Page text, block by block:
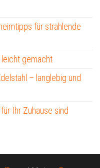
für strahlende
leicht gemacht
– langlebig und
Ihr Zuhause sind